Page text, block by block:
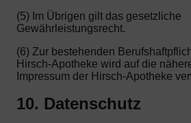
(5) Im Übrigen gilt das gesetzliche
Gewährleistungsrecht.
(6) Zur bestehenden
Hirsch-Apotheke wird auf die
Impressum der Hirsch-Apotheke
10. Datenschutz